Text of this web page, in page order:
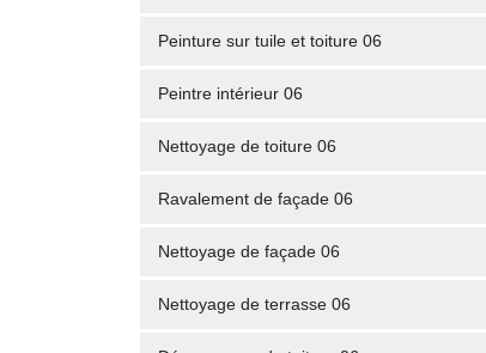
Peinture sur tuile et toiture 06
Peintre intérieur 06
Nettoyage de toiture 06
Ravalement de façade 06
Nettoyage de façade 06
Nettoyage de terrasse 06